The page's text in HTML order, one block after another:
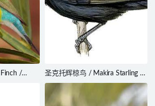
/
圣克托辉椋鸟 / Makira Starling /
Aplonis dichroa